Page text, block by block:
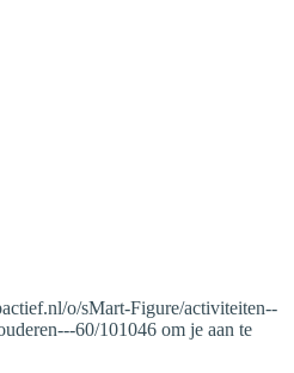
o/sMart-Figure/activiteiten--
60/101046 om je aan te